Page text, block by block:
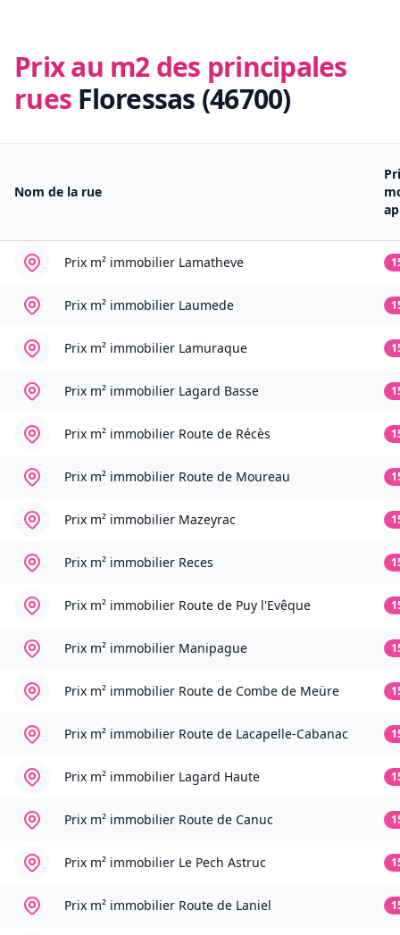
Prix au m2 des principales
rues Floressas (46700)
Nom de la rue
Prix m² immobilier Lamatheve
Prix m² immobilier Laumede
Prix m² immobilier Lamuraque
Prix m² immobilier Lagard Basse
Prix m² immobilier Route de Récès
Prix m² immobilier Route de Moureau
Prix m² immobilier Mazeyrac
Prix m² immobilier Reces
Prix m² immobilier Route de Puy l'Evêque
Prix m² immobilier Manipague
Prix m² immobilier Route de Combe de Meüre
Prix m² immobilier Route de Lacapelle-Cabanac
Prix m² immobilier Lagard Haute
Prix m² immobilier Route de Canuc
Prix m² immobilier Le Pech Astruc
Prix m² immobilier Route de Laniel